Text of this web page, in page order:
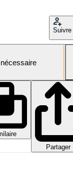
Suivre
Partager